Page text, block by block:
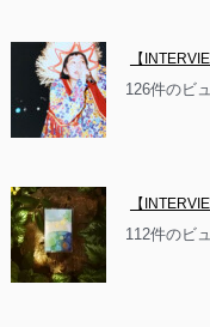
【
126件のビ
【
112件のビ